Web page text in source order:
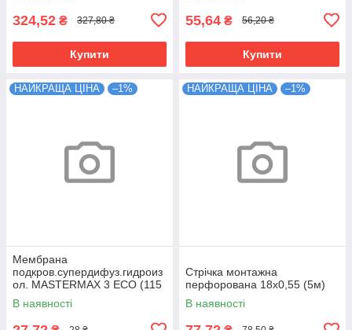
324,52 ₴ 327,80 ₴
Купити
55,64 ₴ 56,20 ₴
Купити
НАЙКРАЩА ЦІНА –1%
Мембрана
подкров.супердифуз.гидроиз
ол. MASTERMAX 3 ECO (115
плотн, 75м.кв.)
В наявності
НАЙКРАЩА ЦІНА –1%
Cтрічка монтажна
перфорована 18х0,55 (5м)
В наявності